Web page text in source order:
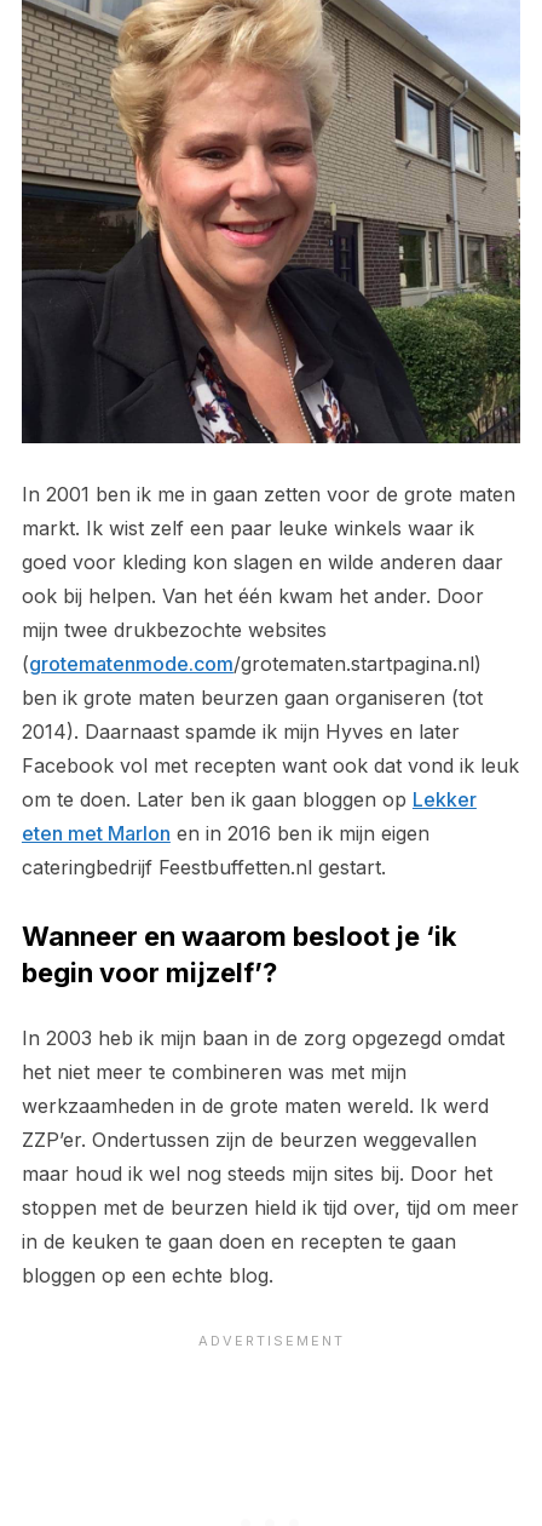
In 2001 ben ik me in gaan zetten voor de grote maten
markt. Ik wist zelf een paar leuke winkels waar ik
goed voor kleding kon slagen en wilde anderen daar
ook bij helpen. Van het één kwam het ander. Door
mijn twee drukbezochte websites
(grotematenmode.com/grotematen.startpagina.nl)
ben ik grote maten beurzen gaan organiseren (tot
2014). Daarnaast spamde ik mijn Hyves en later
Facebook vol met recepten want ook dat vond ik leuk
om te doen. Later ben ik gaan bloggen op Lekker
eten met Marlon en in 2016 ben ik mijn eigen
cateringbedrijf Feestbuffetten.nl gestart.
Wanneer en waarom besloot je ‘ik
begin voor mijzelf’?
In 2003 heb ik mijn baan in de zorg opgezegd omdat
het niet meer te combineren was met mijn
werkzaamheden in de grote maten wereld. Ik werd
ZZP’er. Ondertussen zijn de beurzen weggevallen
maar houd ik wel nog steeds mijn sites bij. Door het
stoppen met de beurzen hield ik tijd over, tijd om meer
in de keuken te gaan doen en recepten te gaan
bloggen op een echte blog.